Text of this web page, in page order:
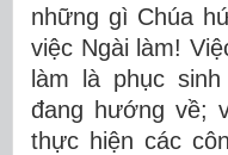
những gì Chúa
việc Ngài làm!
làm là phục
đang hướng về;
thực hiện các